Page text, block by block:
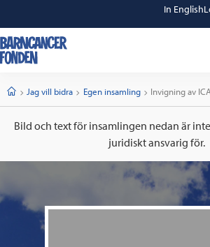
In English
StartJag vill bidra Egen insamling Current:
Invigning av
Bild och text för insamlingen nedan är
juridiskt ansvarig för.